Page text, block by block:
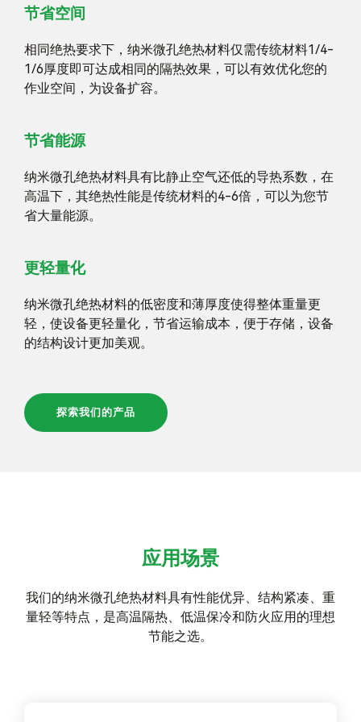
节省空间
相同绝热要求下，纳米微孔绝热材料仅需传统材料1/4-
1/6厚度即可达成相同的隔热效果，可以有效优化您的
作业空间，为设备扩容。
节省能源
纳米微孔绝热材料具有比静止空气还低的导热系数，在
高温下，其绝热性能是传统材料的4-6倍，可以为您节
省大量能源。
更轻量化
纳米微孔绝热材料的低密度和薄厚度使得整体重量更
轻，使设备更轻量化，节省运输成本，便于存储，设备
的结构设计更加美观。
探索我们的产品
应用场景
我们的纳米微孔绝热材料具有性能优异、结构紧凑、重
量轻等特点，是高温隔热、低温保冷和防火应用的理想
节能之选。